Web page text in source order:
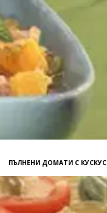
ПЪЛНЕНИ ДОМАТИ С КУСКУС